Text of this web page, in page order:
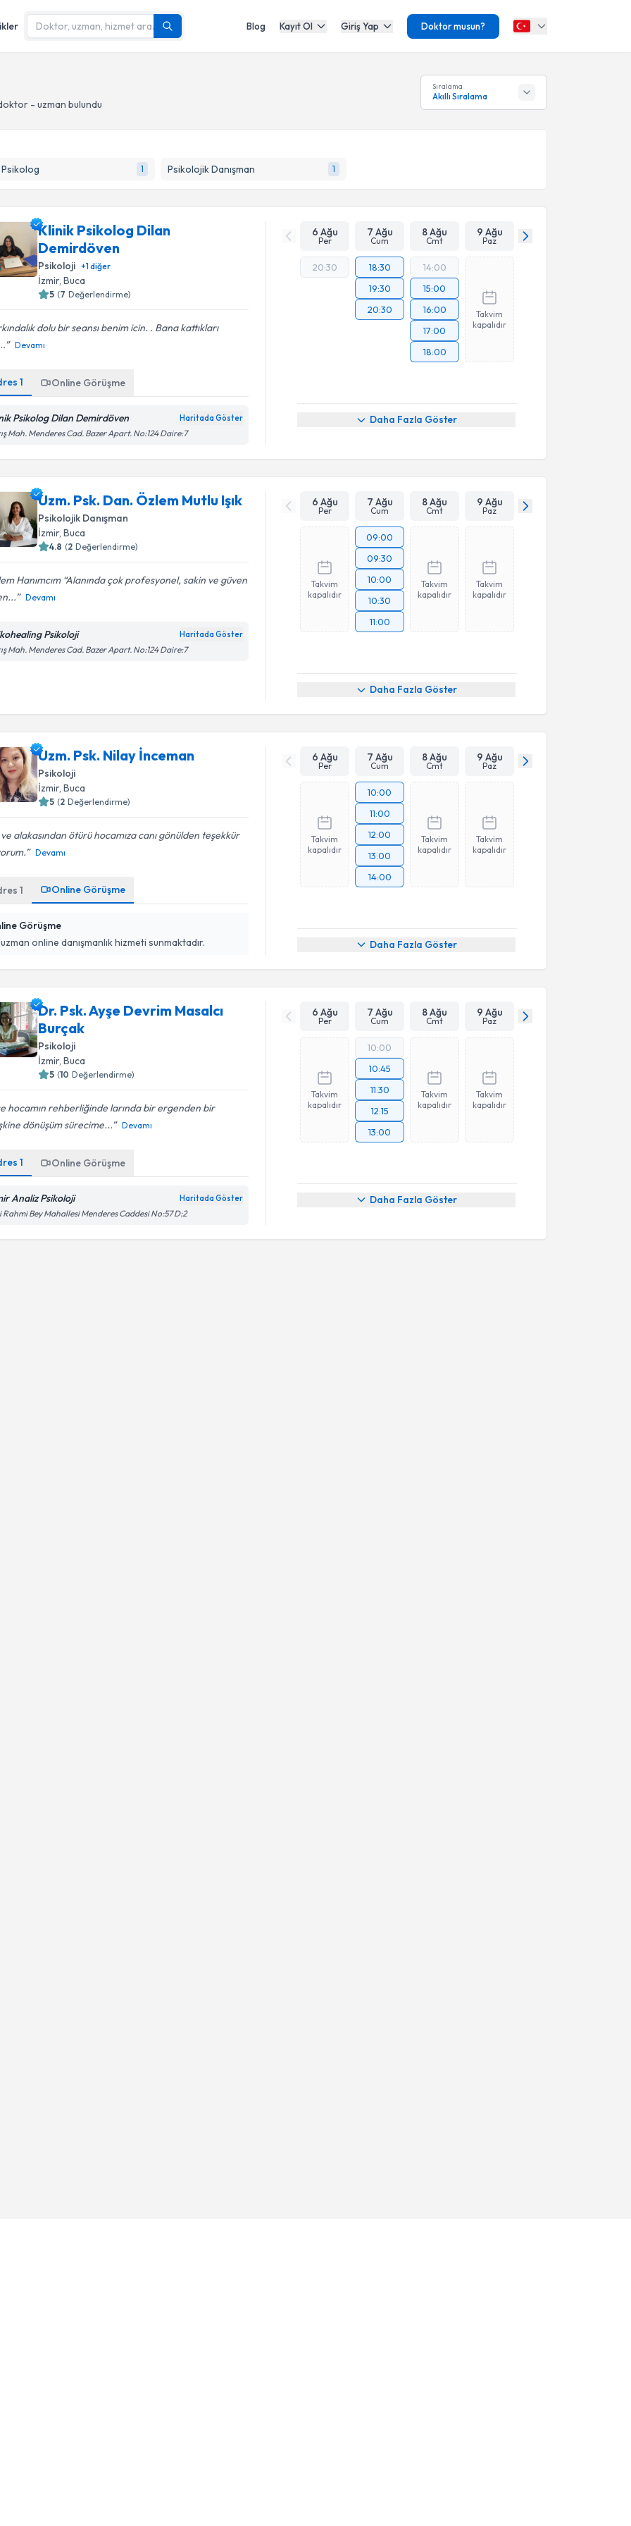
Blog Kayıt Ol Giriş Yap Doktor musun?
- uzman bulundu
Sıralama
Akıllı Sıralama
1 Psikolojik Danışman 1
Klinik Psikolog Dilan
Demirdöven
Psikoloji +1diğer
İzmir, Buca
5 (7 Değerlendirme)
dolu bir seansı benim icin. . Bana kattıkları
Devamı
1 Online Görüşme
Psikolog Dilan Demirdöven Haritada Göster
Mah. Menderes Cad. Bazer Apart. No:124 Daire:7
6 Ağu
Per
7 Ağu
Cum
8 Ağu
Cmt
9 Ağu
Paz
20:30
18:30
19:30
20:30
14:00
15:00
16:00
17:00
18:00
Takvim
kapalıdır
Daha Fazla Göster
Uzm. Psk. Dan. Özlem Mutlu Işık
Psikolojik Danışman
İzmir, Buca
4.8 (2 Değerlendirme)
Hanımcım “Alanında çok profesyonel, sakin ve güven
Devamı
Psikoloji Haritada Göster
Mah. Menderes Cad. Bazer Apart. No:124 Daire:7
6 Ağu
Per
7 Ağu
Cum
8 Ağu
Cmt
9 Ağu
Paz
Takvim
kapalıdır
09:00
09:30
10:00
10:30
11:00
Takvim
kapalıdır
Takvim
kapalıdır
Daha Fazla Göster
Uzm. Psk. Nilay İnceman
Psikoloji
İzmir, Buca
5 (2 Değerlendirme)
alakasından ötürü hocamıza canı gönülden teşekkür
Devamı
1 Online Görüşme
Görüşme
online danışmanlık hizmeti sunmaktadır.
6 Ağu
Per
7 Ağu
Cum
8 Ağu
Cmt
9 Ağu
Paz
Takvim
kapalıdır
10:00
11:00
12:00
13:00
14:00
Takvim
kapalıdır
Takvim
kapalıdır
Daha Fazla Göster
Dr. Psk. Ayşe Devrim Masalcı
Burçak
Psikoloji
İzmir, Buca
5 (10 Değerlendirme)
hocamın rehberliğinde larında bir ergenden bir
dönüşüm sürecime...
Devamı
1 Online Görüşme
Analiz Psikoloji Haritada Göster
Rahmi Bey Mahallesi Menderes Caddesi No:57 D:2
6 Ağu
Per
7 Ağu
Cum
8 Ağu
Cmt
9 Ağu
Paz
Takvim
kapalıdır
10:00
10:45
11:30
12:15
13:00
Takvim
kapalıdır
Takvim
kapalıdır
Daha Fazla Göster